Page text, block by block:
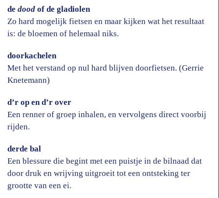
de dood of de gladiolen
Zo hard mogelijk fietsen en maar kijken wat het resultaat
is: de bloemen of helemaal niks.
doorkachelen
Met het verstand op nul hard blijven doorfietsen. (Gerrie
Knetemann)
d’r op en d’r over
Een renner of groep inhalen, en vervolgens direct voorbij
rijden.
derde bal
Een blessure die begint met een puistje in de bilnaad dat
door druk en wrijving uitgroeit tot een ontsteking ter
grootte van een ei.